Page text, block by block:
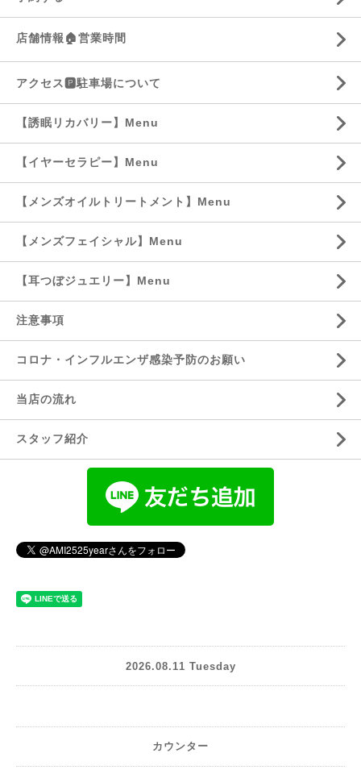
店舗情報🏠営業時間
アクセス🅿️駐車場について
【誘眠リカバリー】Menu
【イヤーセラピー】Menu
【メンズオイルトリートメント】Menu
【メンズフェイシャル】Menu
【耳つぼジュエリー】Menu
注意事項
コロナ・インフルエンザ感染予防のお願い
当店の流れ
スタッフ紹介
2026.08.11 Tuesday
カウンター